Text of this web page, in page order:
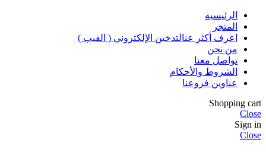
الرئيسية
المتجر
اعرف أكثر عنالتدخين الإلكتروني ( الفيب )
من نحن
تواصل معنا
الشروط والأحكام
عناوين فروعنا
Shopping cart
Close
Sign in
Close